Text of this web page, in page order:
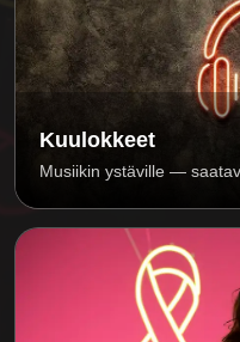
Kuulokkeet
Musiikin ystäville —